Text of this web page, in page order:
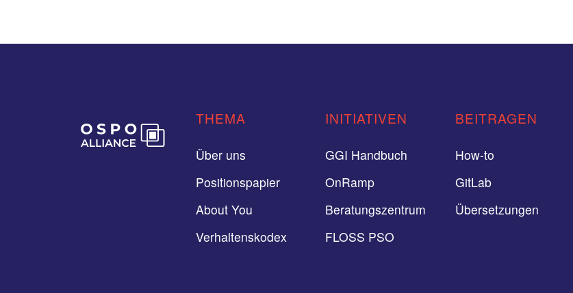
THEMA
Über uns
Positionspapier
About You
Verhaltenskodex
INITIATIVEN
GGI Handbuch
OnRamp
Beratungszentrum
FLOSS PSO
BEITRAGEN
How-to
GitLab
Übersetzungen